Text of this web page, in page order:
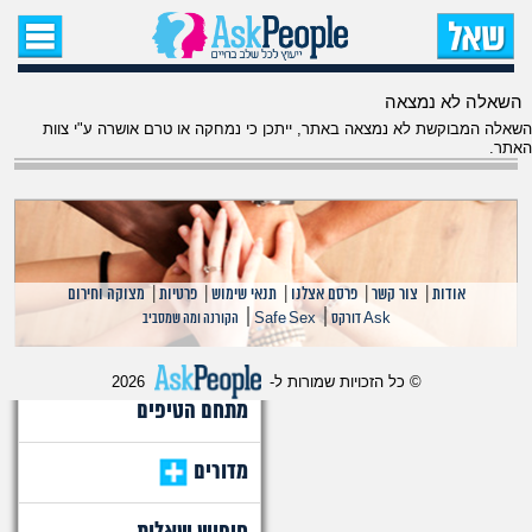
עמוד הבית
שאלות חדשות
שאלות שעוררו עניין
עצות חדשות
מה קורה כאן?
מתחם הטיפים
מדורים
השאלה לא נמצאה
השאלה המבוקשת לא נמצאה באתר, ייתכן כי נמחקה או טרם אושרה ע"י צוות
האתר.
אודות צור קשר |פרסם אצלנו |תנאי שימוש |פרטיות |מצוקה וחירום
Ask דורקס |
Safe Sex
| הקורנה ומה שמסביב
© כל הזכויות שמורות ל- 2026